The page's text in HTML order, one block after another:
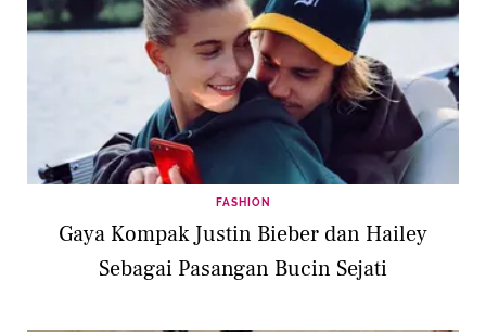
FASHION
Gaya Kompak Justin Bieber dan Hailey
Sebagai Pasangan Bucin Sejati